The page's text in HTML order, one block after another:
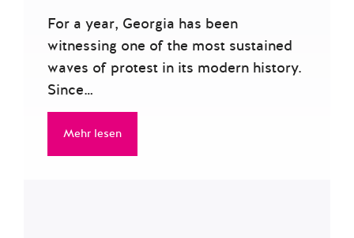
For a year, Georgia has been
witnessing one of the most sustained
waves of protest in its modern history.
Since…
Mehr lesen